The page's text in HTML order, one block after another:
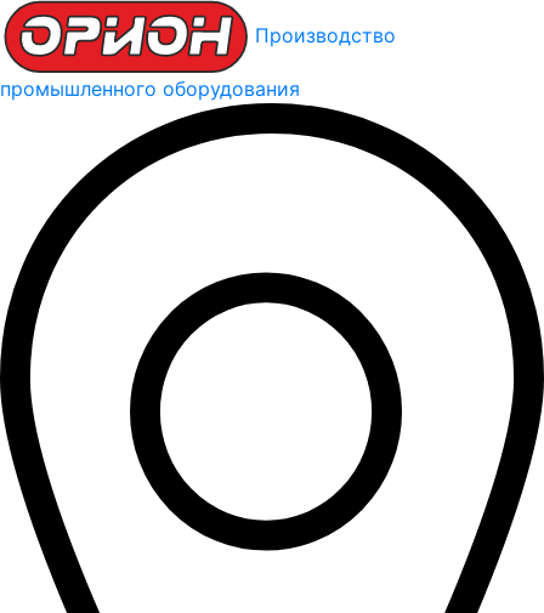
Производство
промышленного оборудования